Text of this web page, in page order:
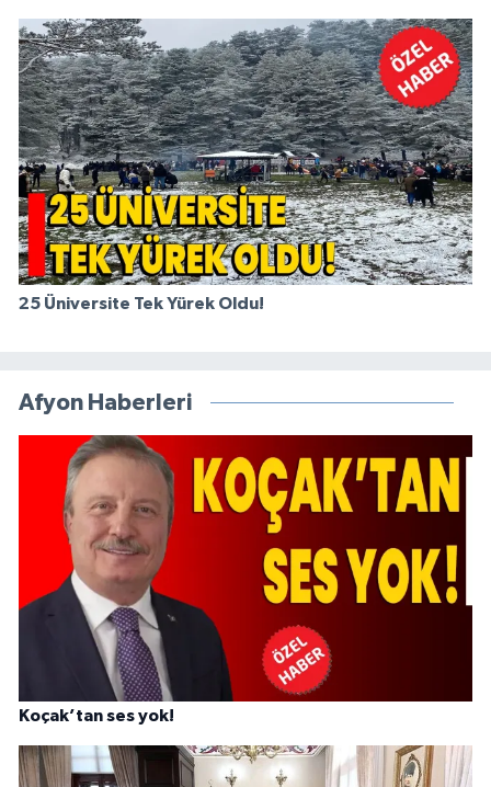
25 Üniversite Tek Yürek Oldu!
Afyon Haberleri
Koçak’tan ses yok!